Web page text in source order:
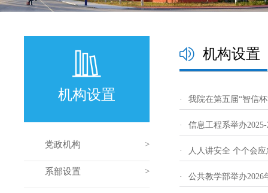
机构设置
党政机构
系部设置
机构设置
· 我院在第五届“智信
· 信息工程系举办
· 人人讲安全 个个会
· 公共教学部举办2026